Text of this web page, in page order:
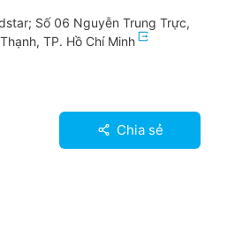
Số 06 Nguyễn Trung Trực,
TP. Hồ Chí Minh
Chia sẻ